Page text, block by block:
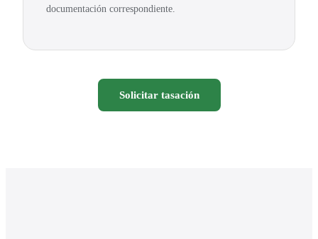
documentación correspondiente.
Solicitar tasación